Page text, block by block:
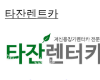
타잔렌트카